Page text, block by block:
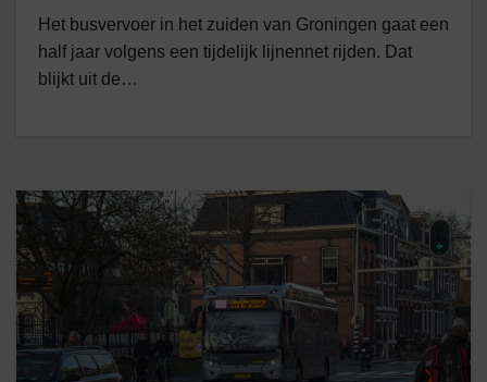
Het busvervoer in het zuiden van Groningen gaat een
half jaar volgens een tijdelijk lijnennet rijden. Dat
blijkt uit de…